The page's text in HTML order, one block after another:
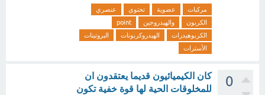
مركبات عضوية تحتوي
عنصري
الكربون
والهيدروجين
point
الكربوهيدرات
الهيدروكربونات
البروتينات
الأسترات
0
كان الكيميائيون قديما يعتقدون ان
للمخلوقات الحية لها قوة خفية تكون